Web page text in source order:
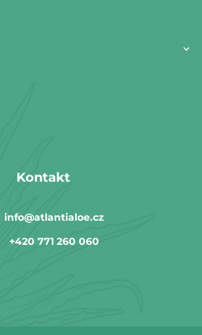
Kontakt
info@atlantialoe.cz
+420 771 260 060